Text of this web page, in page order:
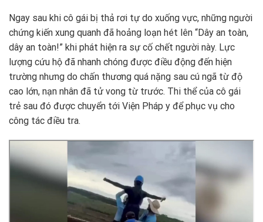
Ngay sau khi cô gái bị thả rơi tự do xuống vực, những người
chứng kiến xung quanh đã hoảng loạn hét lên “Dây an toàn,
dây an toàn!” khi phát hiện ra sự cố chết người này. Lực
lượng cứu hộ đã nhanh chóng được điều động đến hiện
trường nhưng do chấn thương quá nặng sau cú ngã từ độ
cao lớn, nạn nhân đã tử vong từ trước. Thi thể của cô gái
trẻ sau đó được chuyển tới Viện Pháp y để phục vụ cho
công tác điều tra.